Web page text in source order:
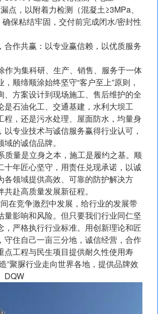
点，以附着力检测（混凝土≥3MPa、
保粘结牢固，交付前完成闭水/密封性
合作共赢：以专业赢信赖，以优质服务
为集科研、生产、销售、服务于一体
顺缔顺涂始终坚守“客户至上”原则，
、方案设计到现场施工、售后维护的全
是石油化工、交通基建，水利大坝工
程，还是污水处理、屋面防水，均量身
以专业技术与诚信服务赢得行业认可，
的诚信品牌。
量是立身之本，施工是履约之基。顺
十年匠心坚守，用责任兑现承诺，以诚
各领域提供高效、可靠的防护解决方
赴高质量发展新征程。
在竞争激烈中发展，给行业的发展带
量影响和风险。但只要我们行业同仁坚
，严格执行行业标准。用创新理论和匠
守住自己一亩三分地，诚信经营，合作
点工程与民生项目提供耐久性使用寿
”聚脲行业走向世界各地，提供品牌效
DQW